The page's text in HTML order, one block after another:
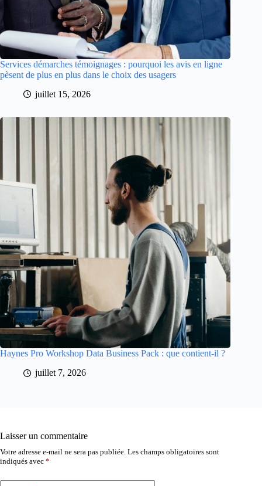
Services démarches témoignages : pourquoi les avis en ligne
pèsent de plus en plus dans le choix des usagers
juillet 15, 2026
Haynes Pro Workshop Data Business Pack : que contient-il ?
juillet 7, 2026
Laisser un commentaire
Votre adresse e-mail ne sera pas publiée. Les champs obligatoires sont
indiqués avec *